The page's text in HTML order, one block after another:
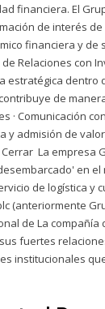
financiera. El
de interés
financiera y de
Relaciones con
estratégica dentro
de
· Comunicación
y admisión de
La empresa
en el
de logística y
(anteriormente
de La compañía
fuertes
institucionales